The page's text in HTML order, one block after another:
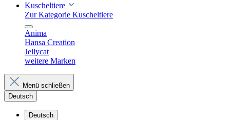
Kuscheltiere
Zur Kategorie Kuscheltiere
Anima
Hansa Creation
Jellycat
weitere Marken
Menü schließen
Deutsch
Deutsch